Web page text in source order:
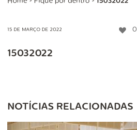
15 DE MARÇO DE 2022 0
15032022
NOTÍCIAS RELACIONADAS